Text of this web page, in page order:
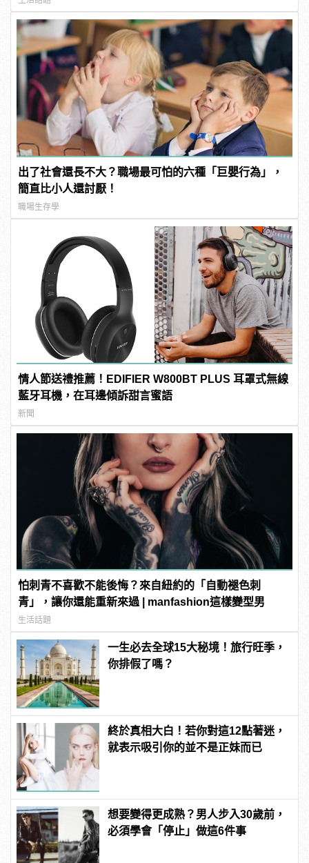
出了社會還長不大？職場最可怕的六種「巨嬰行為」，
簡直比小人還討厭！
職場生存學
情人節送禮推薦！EDIFIER W800BT PLUS 耳罩式無線
藍牙耳機，在耳邊傾訴甜言蜜語
新聞
怕刺青不喜歡不能後悔？來自紐約的「自動褪色刺
青」，讓你還能重新來過 | manfashion這樣變型男
生活話題
一生必去全球15大秘境！旅行旺季，
你排假了嗎？
終於真相大白！若你對這12點著迷，
就表示吸引你的並不是正妹而已
想要變得更成熟？男人步入30歲前，
必須學會「停止」做這6件事